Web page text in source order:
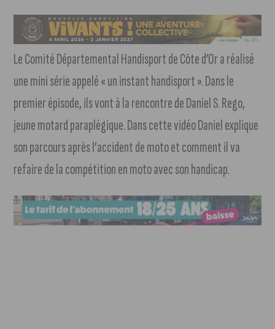
Le Comité Départemental Handisport de Côte d’Or a réalisé
une mini série appelé « un instant handisport ». Dans le
premier épisode, ils vont à la rencontre de Daniel S. Rego,
jeune motard paraplégique. Dans cette vidéo Daniel explique
son parcours après l’accident de moto et comment il va
refaire de la compétition en moto avec son handicap.